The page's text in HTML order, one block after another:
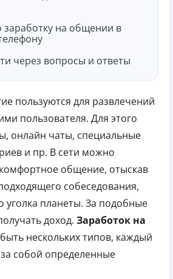
на общении в
через вопросы и ответы
пользуются для развлечений
пользователя. Для этого
онлайн чаты, специальные
и пр. В сети можно
общение, отыскав
собеседования,
уголка планеты. За подобные
доход. Заработок на
нескольких типов, каждый
собой определенные